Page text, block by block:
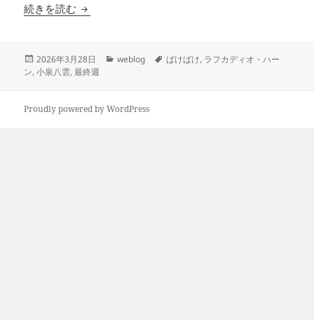
続きを読む 「ばけばけ」最終週の嘘はなぜ
投
稿
2026年3月28日
カ
ー
weblog
タ
ばけばけ, ラフカディオ・ハー
ン,小泉八雲,最終週
Proudly powered by WordPress